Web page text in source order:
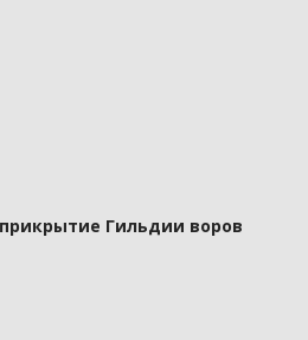
Гильдии воров